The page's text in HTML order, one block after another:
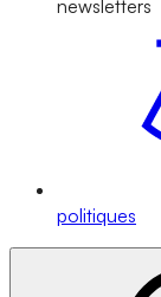
newsletters
politiques